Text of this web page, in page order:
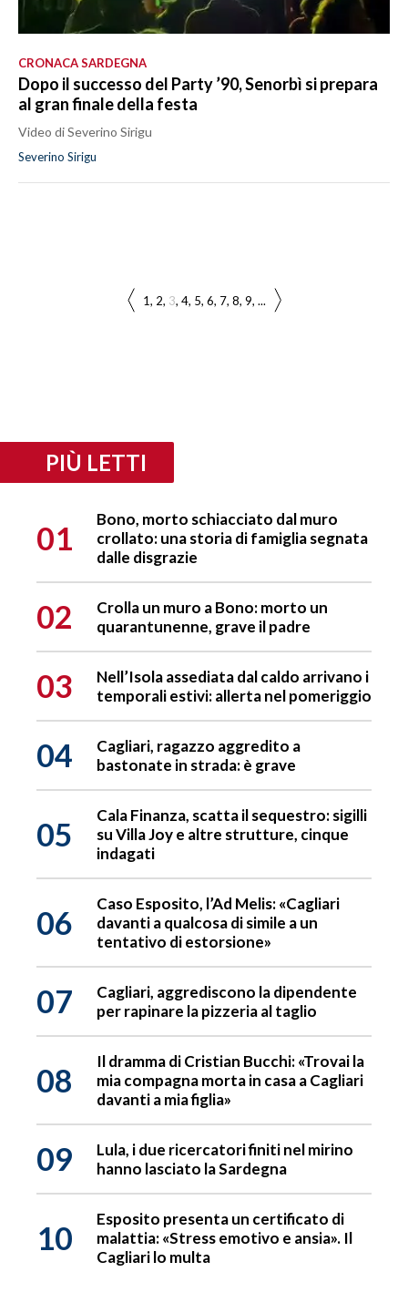
CRONACA SARDEGNA
Dopo il successo del Party ’90, Senorbì si prepara
al gran finale della festa
Video di Severino Sirigu
Severino Sirigu
1 2 3 4 5 6 7 8 9 ...
PIÙ LETTI
01
Bono, morto schiacciato dal muro
crollato: una storia di famiglia segnata
dalle disgrazie
02
Crolla un muro a Bono: morto un
quarantunenne, grave il padre
03
Nell’Isola assediata dal caldo arrivano i
temporali estivi: allerta nel pomeriggio
04
Cagliari, ragazzo aggredito a
bastonate in strada: è grave
05
Cala Finanza, scatta il sequestro: sigilli
su Villa Joy e altre strutture, cinque
indagati
06
Caso Esposito, l’Ad Melis: «Cagliari
davanti a qualcosa di simile a un
tentativo di estorsione»
07
Cagliari, aggrediscono la dipendente
per rapinare la pizzeria al taglio
08
Il dramma di Cristian Bucchi: «Trovai la
mia compagna morta in casa a Cagliari
davanti a mia figlia»
09
Lula, i due ricercatori finiti nel mirino
hanno lasciato la Sardegna
10
Esposito presenta un certificato di
malattia: «Stress emotivo e ansia». Il
Cagliari lo multa